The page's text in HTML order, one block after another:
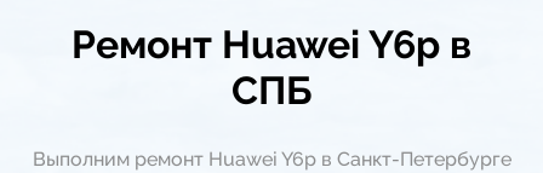
Ремонт Huawei Y6p в
СПБ
Выполним ремонт Huawei Y6p в Санкт-Петербурге